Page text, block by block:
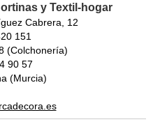
y Textil-hogar
Cabrera, 12
151
(Colchonería)
90 57
(Murcia)